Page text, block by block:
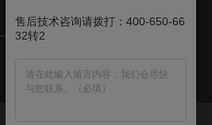
售后技术咨询请拨打：400-650-66
32转2